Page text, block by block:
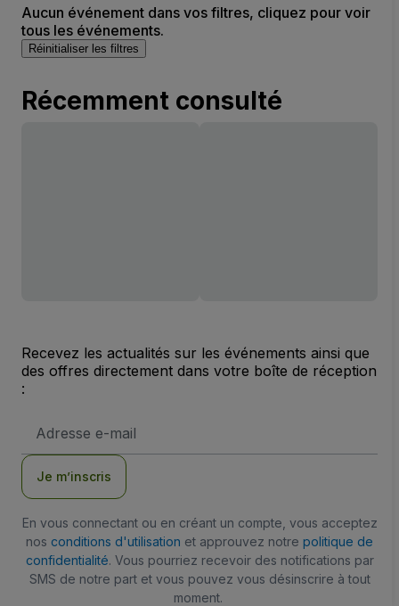
Aucun événement dans vos filtres, cliquez pour voir
tous les événements.
Réinitialiser les filtres
Récemment consulté
Recevez les actualités sur les événements ainsi que
des offres directement dans votre boîte de réception
:
e-
Je m’inscris
En vous connectant ou en créant un compte, vous acceptez
nos conditions d'utilisation et approuvez notre politique de
confidentialité. Vous pourriez recevoir des notifications par
SMS de notre part et vous pouvez vous désinscrire à tout
moment.